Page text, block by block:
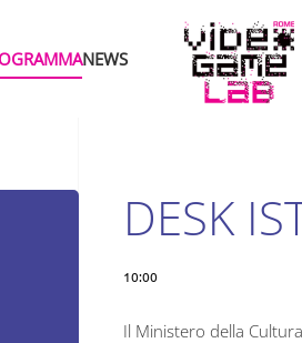
NEWS
DESK
10:00
Il Ministero della